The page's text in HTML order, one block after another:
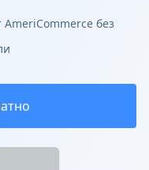
без